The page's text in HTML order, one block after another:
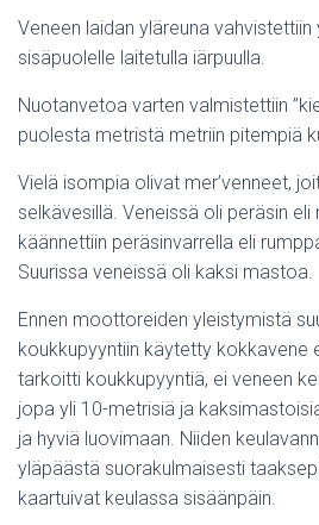
Veneen laidan yläreuna vahvistettiin
sisäpuolelle laitetulla iärpuulla.
Nuotanvetoa varten valmistettiin
puolesta metristä metriin pitempiä
Vielä isompia olivat mer’venneet,
selkävesillä. Veneissä oli peräsin eli
käännettiin peräsinvarrella eli
Suurissa veneissä oli kaksi mastoa.
Ennen moottoreiden yleistymistä
koukkupyyntiin käytetty kokkavene
tarkoitti koukkupyyntiä, ei veneen
jopa yli 10-metrisiä ja
ja hyviä luovimaan. Niiden
yläpäästä suorakulmaisesti
kaartuivat keulassa sisäänpäin.